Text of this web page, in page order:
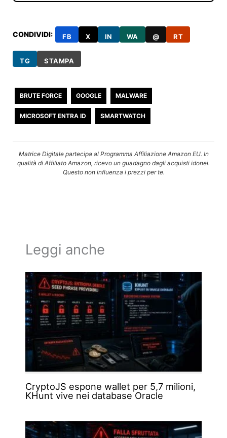
CONDIVIDI: FB X IN WA @ RT
TG STAMPA
BRUTE FORCE GOOGLE MALWARE
MICROSOFT ENTRA ID SMARTWATCH
Matrice Digitale partecipa al Programma Affiliazione Amazon EU. In
qualità di Affiliato Amazon, ricevo un guadagno dagli acquisti idonei.
Questo non influenza i prezzi per te.
Leggi anche
CryptoJS espone wallet per 5,7 milioni,
KHunt vive nei database Oracle